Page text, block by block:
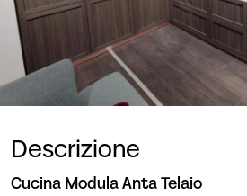
Descrizione
Cucina Modula Anta Telaio